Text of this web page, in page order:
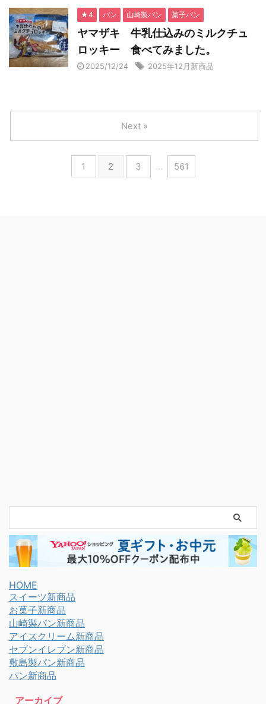
★4 パン 山崎製パン 菓子パン
ヤマザキ 牛乳仕込みのミルクチュ
ロッキー 食べてみました。
2025/12/24 2025年12月新商品
1 2 3 … 561
Next »
HOME
スイーツ新商品
お菓子新商品
山崎製パン新商品
アイスクリーム新商品
セブンイレブン新商品
敷島製パン新商品
パン新商品
アーカイブ